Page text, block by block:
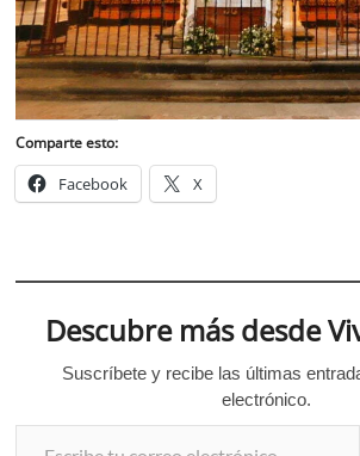
Comparte esto:
Facebook X
Descubre más desde
Suscríbete y recibe las últimas
electrónico.
Escribe tu correo electrónico…